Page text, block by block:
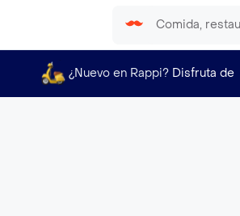
¿Nuevo en Rappi? Disfruta de